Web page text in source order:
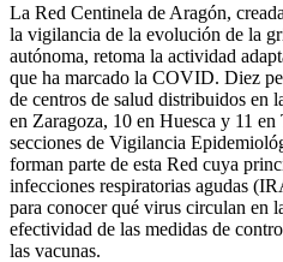
La Red Centinela de Aragón,
la vigilancia de la evolución de la
autónoma, retoma la actividad
que ha marcado la COVID. Diez
de centros de salud distribuidos en
en Zaragoza, 10 en Huesca y 11
secciones de Vigilancia
forman parte de esta Red cuya
infecciones respiratorias agudas
para conocer qué virus circulan en
efectividad de las medidas de
las vacunas.